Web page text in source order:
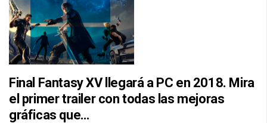
Final Fantasy XV llegará a PC en 2018. Mira
el primer trailer con todas las mejoras
gráficas que…